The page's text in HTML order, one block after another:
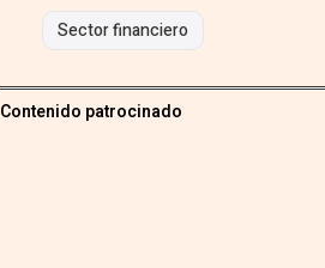
Sector financiero
Contenido patrocinado